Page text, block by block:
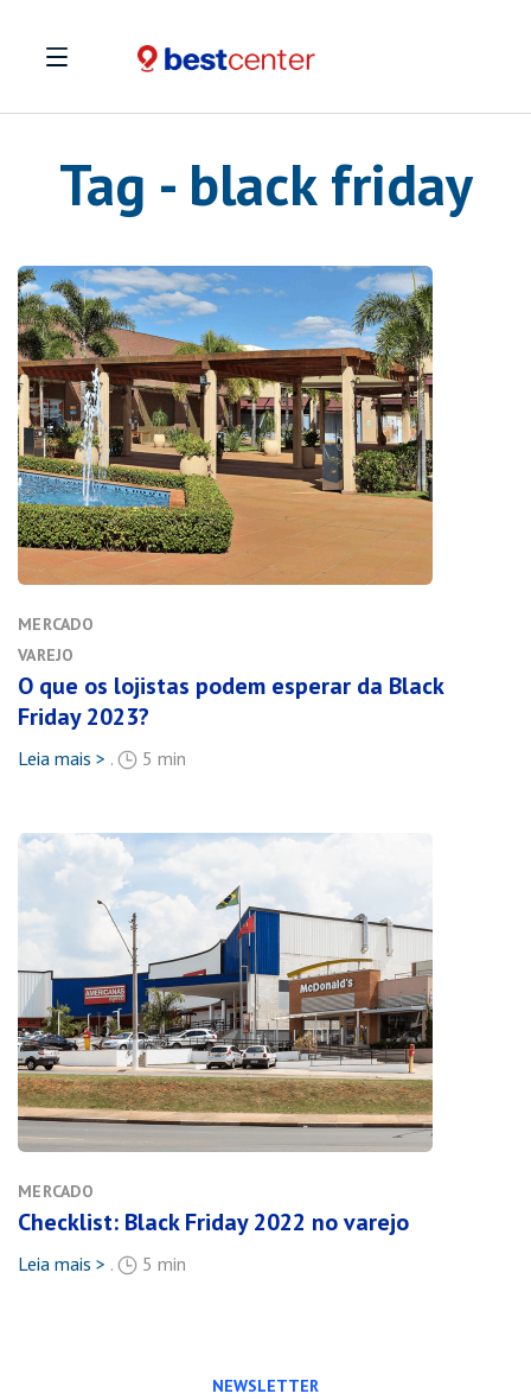
Tag - black friday
MERCADO
VAREJO
O que os lojistas podem esperar da Black
Friday 2023?
Leia mais > . 5 min
MERCADO
Checklist: Black Friday 2022 no varejo
Leia mais > . 5 min
NEWSLETTER